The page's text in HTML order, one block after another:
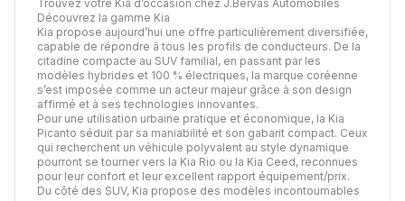
Trouvez votre Kia d’occasion chez J.Bervas Automobiles
Découvrez la gamme Kia
Kia propose aujourd’hui une offre particulièrement diversifiée,
capable de répondre à tous les profils de conducteurs. De la
citadine compacte au SUV familial, en passant par les
modèles hybrides et 100 % électriques, la marque coréenne
s’est imposée comme un acteur majeur grâce à son design
affirmé et à ses technologies innovantes.
Pour une utilisation urbaine pratique et économique, la Kia
Picanto séduit par sa maniabilité et son gabarit compact. Ceux
qui recherchent un véhicule polyvalent au style dynamique
pourront se tourner vers la Kia Rio ou la Kia Ceed, reconnues
pour leur confort et leur excellent rapport équipement/prix.
Du côté des SUV, Kia propose des modèles incontournables